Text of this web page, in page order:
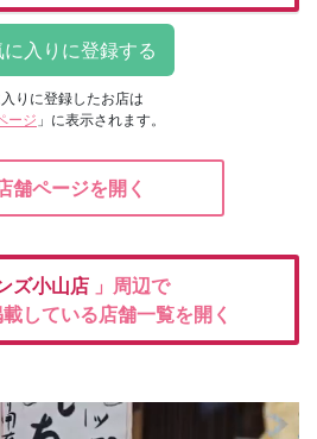
りに登録したお店は
ージ 」に表示されます。
舗ページを開く
ズ小山店 」周辺で
している店舗一覧を開く